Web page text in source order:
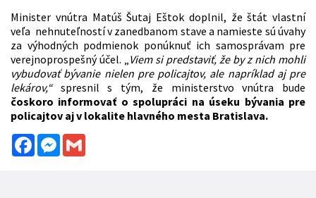
Minister vnútra Matúš Šutaj Eštok doplnil, že štát vlastní
veľa nehnuteľností v zanedbanom stave a namieste sú úvahy
za výhodných podmienok ponúknuť ich samosprávam pre
verejnoprospešný účel. „Viem si predstaviť, že by z nich mohli
vybudovať bývanie nielen pre policajtov, ale napríklad aj pre
lekárov,“ spresnil s tým, že ministerstvo vnútra bude
čoskoro informovať o spolupráci na úseku bývania pre
policajtov aj v lokalite hlavného mesta Bratislava.
FacebookMessenger